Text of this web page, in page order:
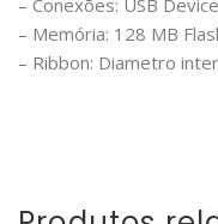
– Conexões: USB
– Memória: 128 MB
– Ribbon: Diametro